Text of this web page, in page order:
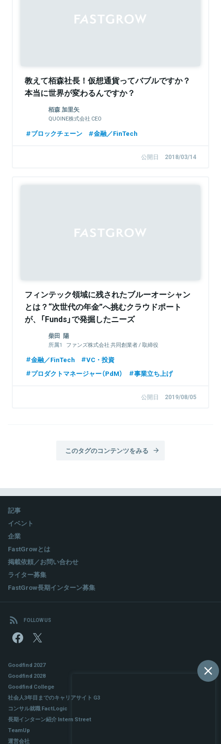
教えて栢森社長！仮想通貨ってバブルですか？
本当に世界が変わるんですか？
栢森 加里矢
QUOINE株式会社 CEO
ブロックチェーン 金融／FinTech
公開日 2018/03/14
フィンテック領域に残されたブルーオーシャン
とは？“次世代の年金”へ挑むクラウドポート
が、「Funds」で発掘したニーズ
柴田 陽
ファンズ株式会社 共同創業者 / 取締役
金融／FinTech
VC・投資
プロダクトマネージャー（PdM）
事業立ち上げ
公開日 2019/08/05
このタグのコンテンツをみる
記事
イベント
企業
FastGrowとは
掲載依頼／お問い合わせ
ライター募集
FastGrow長期インターン募集
FOLLOW US
Goodfind 2027
Goodfind 2028
Goodfind College
社会人3年目までのキャリアサイト G3
コンサル就職 FactLogic
長期インターン紹介 Intern Street
TeamUp
運営会社